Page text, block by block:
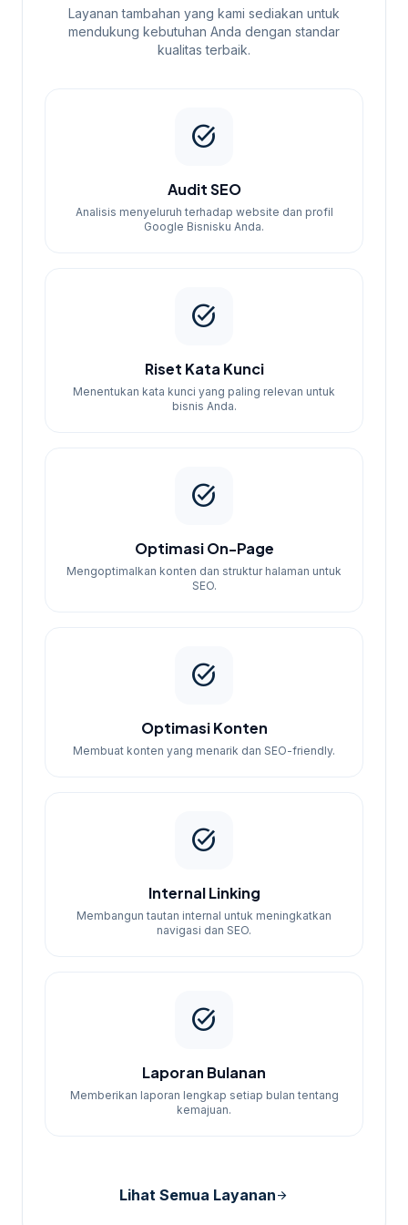
Layanan tambahan yang kami sediakan untuk
mendukung kebutuhan Anda dengan standar
kualitas terbaik.
task_alt
Audit SEO
Analisis menyeluruh terhadap website dan profil
Google Bisnisku Anda.
task_alt
Riset Kata Kunci
Menentukan kata kunci yang paling relevan untuk
bisnis Anda.
task_alt
Optimasi On-Page
Mengoptimalkan konten dan struktur halaman untuk
SEO.
task_alt
Optimasi Konten
Membuat konten yang menarik dan SEO-friendly.
task_alt
Internal Linking
Membangun tautan internal untuk meningkatkan
navigasi dan SEO.
task_alt
Laporan Bulanan
Memberikan laporan lengkap setiap bulan tentang
kemajuan.
Lihat Semua Layananarrow_forward